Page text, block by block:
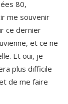
80,
me souvenir
ce dernier
et ce ne
Et oui, je
plus difficile
de me faire